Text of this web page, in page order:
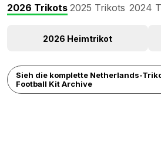
2026 Trikots 2025 Trikots 2024
2026 Heimtrikot
Sieh die komplette Netherlands-
Football Kit Archive